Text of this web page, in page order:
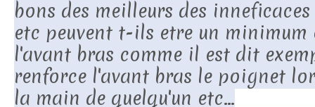
bons des meilleurs des
etc peuvent t-ils etre un minimum
l'avant bras comme il est dit
renforce l'avant bras le poignet
la main de quelqu'un etc...